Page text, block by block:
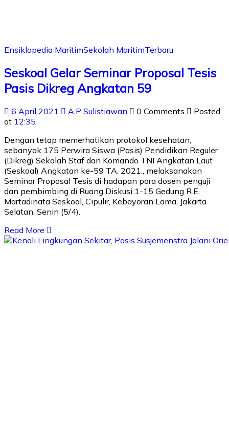
Ensiklopedia MaritimSekolah MaritimTerbaru
Seskoal Gelar Seminar Proposal Tesis
Pasis Dikreg Angkatan 59
6 April 2021 A.P Sulistiawan 0 Comments
Posted
at 12:35
Dengan tetap memerhatikan protokol kesehatan,
sebanyak 175 Perwira Siswa (Pasis) Pendidikan Reguler
(Dikreg) Sekolah Staf dan Komando TNI Angkatan Laut
(Seskoal) Angkatan ke-59 TA. 2021., melaksanakan
Seminar Proposal Tesis di hadapan para dosen penguji
dan pembimbing di Ruang Diskusi 1-15 Gedung R.E.
Martadinata Seskoal, Cipulir, Kebayoran Lama, Jakarta
Selatan, Senin (5/4).
Read More